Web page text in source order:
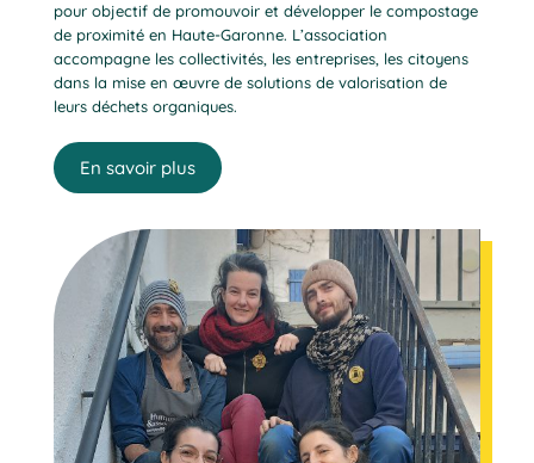
pour objectif de promouvoir et développer le compostage
de proximité en Haute-Garonne. L’association
accompagne les collectivités, les entreprises, les citoyens
dans la mise en œuvre de solutions de valorisation de
leurs déchets organiques.
En savoir plus